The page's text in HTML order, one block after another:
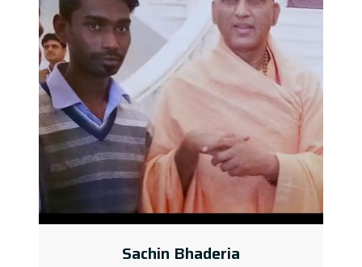
Sachin Bhaderia